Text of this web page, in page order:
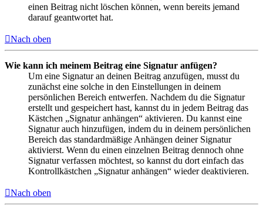
einen Beitrag nicht löschen können, wenn bereits jemand
darauf geantwortet hat.
Nach oben
Wie kann ich meinem Beitrag eine Signatur anfügen?
Um eine Signatur an deinen Beitrag anzufügen, musst du
zunächst eine solche in den Einstellungen in deinem
persönlichen Bereich entwerfen. Nachdem du die Signatur
erstellt und gespeichert hast, kannst du in jedem Beitrag das
Kästchen „Signatur anhängen“ aktivieren. Du kannst eine
Signatur auch hinzufügen, indem du in deinem persönlichen
Bereich das standardmäßige Anhängen deiner Signatur
aktivierst. Wenn du einen einzelnen Beitrag dennoch ohne
Signatur verfassen möchtest, so kannst du dort einfach das
Kontrollkästchen „Signatur anhängen“ wieder deaktivieren.
Nach oben